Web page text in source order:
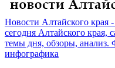
Новости Алтайского края
сегодня Алтайского края,
темы дня, обзоры, анализ.
инфографика